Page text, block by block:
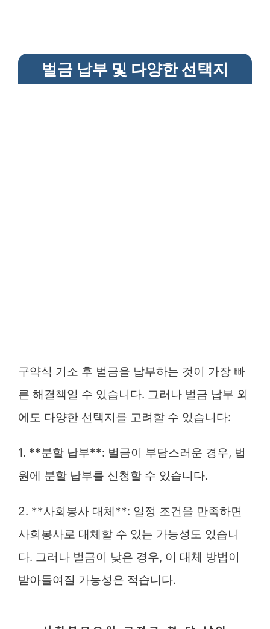
벌금 납부 및 다양한 선택지
구약식 기소 후 벌금을 납부하는 것이 가장 빠
른 해결책일 수 있습니다. 그러나 벌금 납부 외
에도 다양한 선택지를 고려할 수 있습니다:
1. **분할 납부**: 벌금이 부담스러운 경우, 법
원에 분할 납부를 신청할 수 있습니다.
2. **사회봉사 대체**: 일정 조건을 만족하면
사회봉사로 대체할 수 있는 가능성도 있습니
다. 그러나 벌금이 낮은 경우, 이 대체 방법이
받아들여질 가능성은 적습니다.